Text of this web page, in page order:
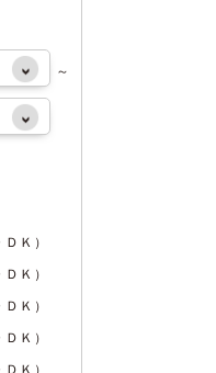
～
Ｋ）
Ｋ）
Ｋ）
Ｋ）
Ｋ）